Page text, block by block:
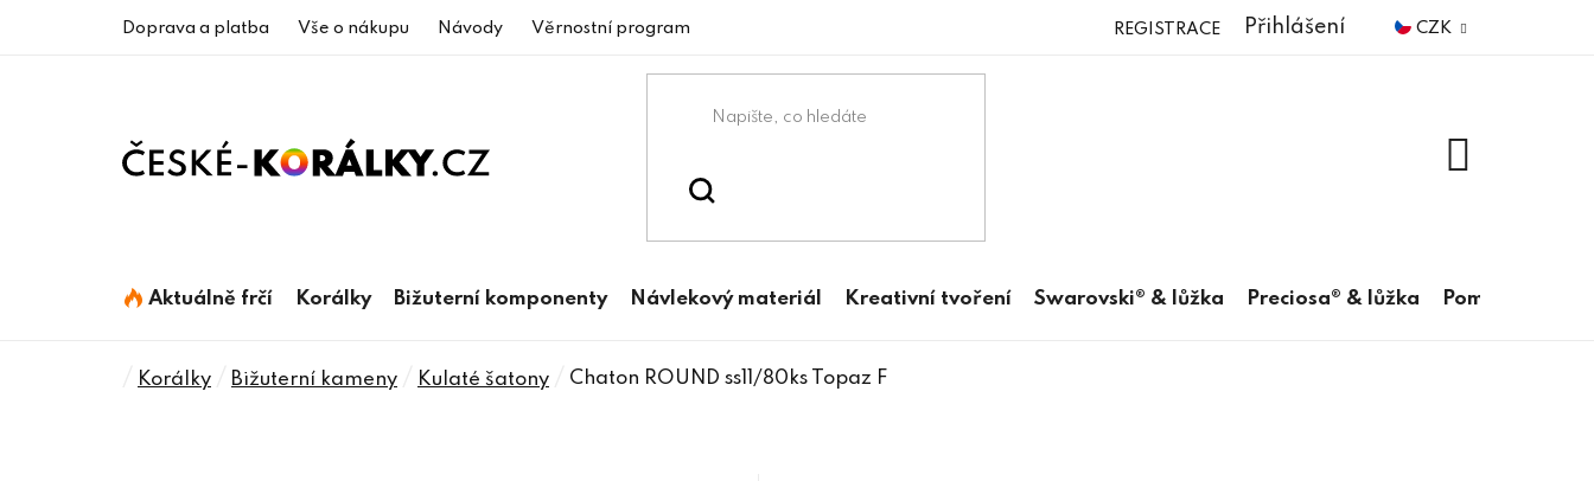
Doprava a platba Vše o nákupu Návody Věrnostní program CZK
Přihlášení
REGISTRACE
Aktuálně frčí Korálky Bižuterní komponenty Návlekový materiál Kreativní tvoření Swarovski® & lůžka Preciosa® & lůžka Pomůcky
Domů
Korálky Bižuterní kameny Kulaté šatony Chaton ROUND ss11/80ks Topaz F